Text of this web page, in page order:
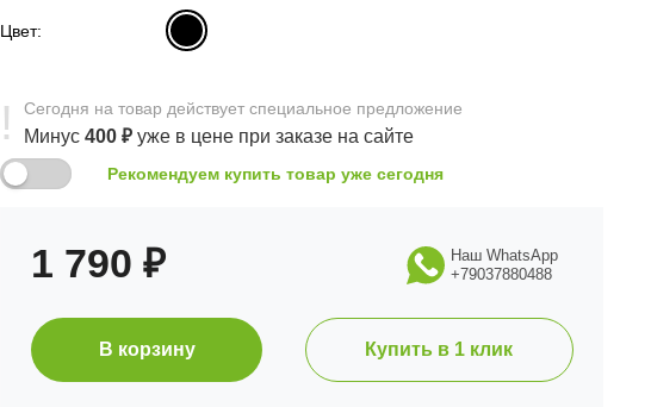
Цвет:
Сегодня на товар действует специальное предложение
Минус400₽ уже в цене при заказе на сайте
Рекомендуем купить товар уже сегодня
1 790 ₽
Наш WhatsApp
+79037880488
В корзину Купить в 1 клик